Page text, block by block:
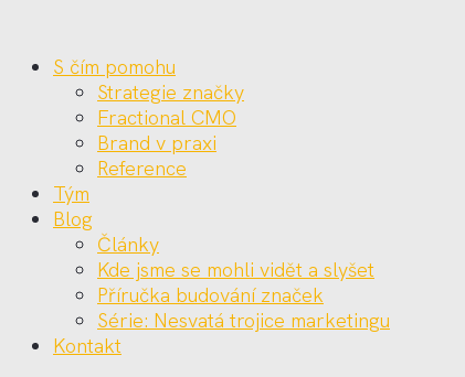
S čím pomohu
Strategie značky
Fractional CMO
Brand v praxi
Reference
Tým
Blog
Články
Kde jsme se mohli vidět a slyšet
Příručka budování značek
Série: Nesvatá trojice marketingu
Kontakt